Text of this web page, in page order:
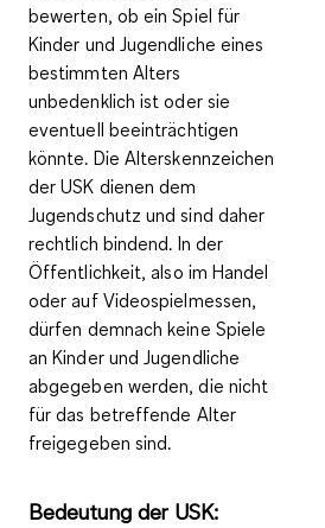
bewerten, ob ein Spiel für
Kinder und Jugendliche eines
bestimmten Alters
unbedenklich ist oder sie
eventuell beeinträchtigen
könnte. Die Alterskennzeichen
der USK dienen dem
Jugendschutz und sind daher
rechtlich bindend. In der
Öffentlichkeit, also im Handel
oder auf Videospielmessen,
dürfen demnach keine Spiele
an Kinder und Jugendliche
abgegeben werden, die nicht
für das betreffende Alter
freigegeben sind.
Bedeutung der USK: